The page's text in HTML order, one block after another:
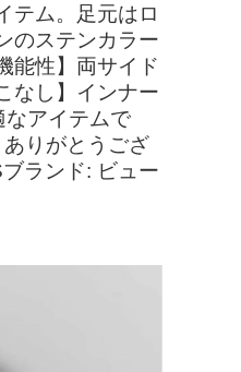
テム。足元はロ
のステンカラー
能性】両サイド
なし】インナー
なアイテムで
りがとうござ
ランド: ビュー